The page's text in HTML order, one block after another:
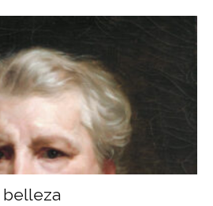
Hoy
belleza